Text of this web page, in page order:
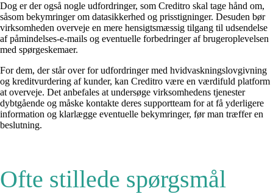
Dog er der også nogle udfordringer, som Creditro skal tage hånd om,
såsom bekymringer om datasikkerhed og prisstigninger. Desuden bør
virksomheden overveje en mere hensigtsmæssig tilgang til udsendelse
af påmindelses-e-mails og eventuelle forbedringer af brugeroplevelsen
med spørgeskemaer.
For dem, der står over for udfordringer med hvidvaskningslovgivning
og kreditvurdering af kunder, kan Creditro være en værdifuld platform
at overveje. Det anbefales at undersøge virksomhedens tjenester
dybtgående og måske kontakte deres supportteam for at få yderligere
information og klarlægge eventuelle bekymringer, før man træffer en
beslutning.
Ofte stillede spørgsmål